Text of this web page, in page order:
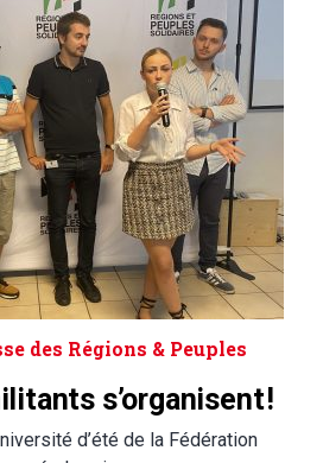
des Régions & Peuples
s’organisent !
d’été de la Fédération